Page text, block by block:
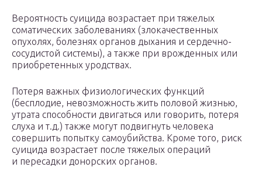
Вероятность суицида возрастает при тяжелых
соматических заболеваниях (злокачественных
опухолях, болезнях органов дыхания и сердечно-
сосудистой системы), а также при врожденных или
приобретенных уродствах.
Потеря важных физиологических функций
(бесплодие, невозможность жить половой жизнью,
утрата способности двигаться или говорить, потеря
слуха и т.д.) также могут подвигнуть человека
совершить попытку самоубийства. Кроме того, риск
суицида возрастает после тяжелых операций
и пересадки донорских органов.